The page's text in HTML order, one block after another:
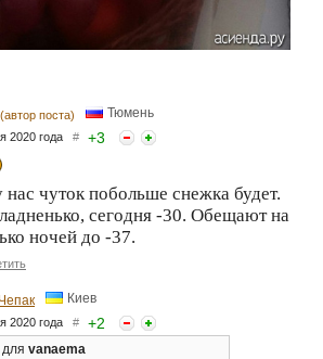
(автор поста) Тюмень
2020 года # +3
нас чуток побольше снежка будет.
сегодня -30. Обещают на
ночей до -37.
Киев
2020 года # +2
для vanaema